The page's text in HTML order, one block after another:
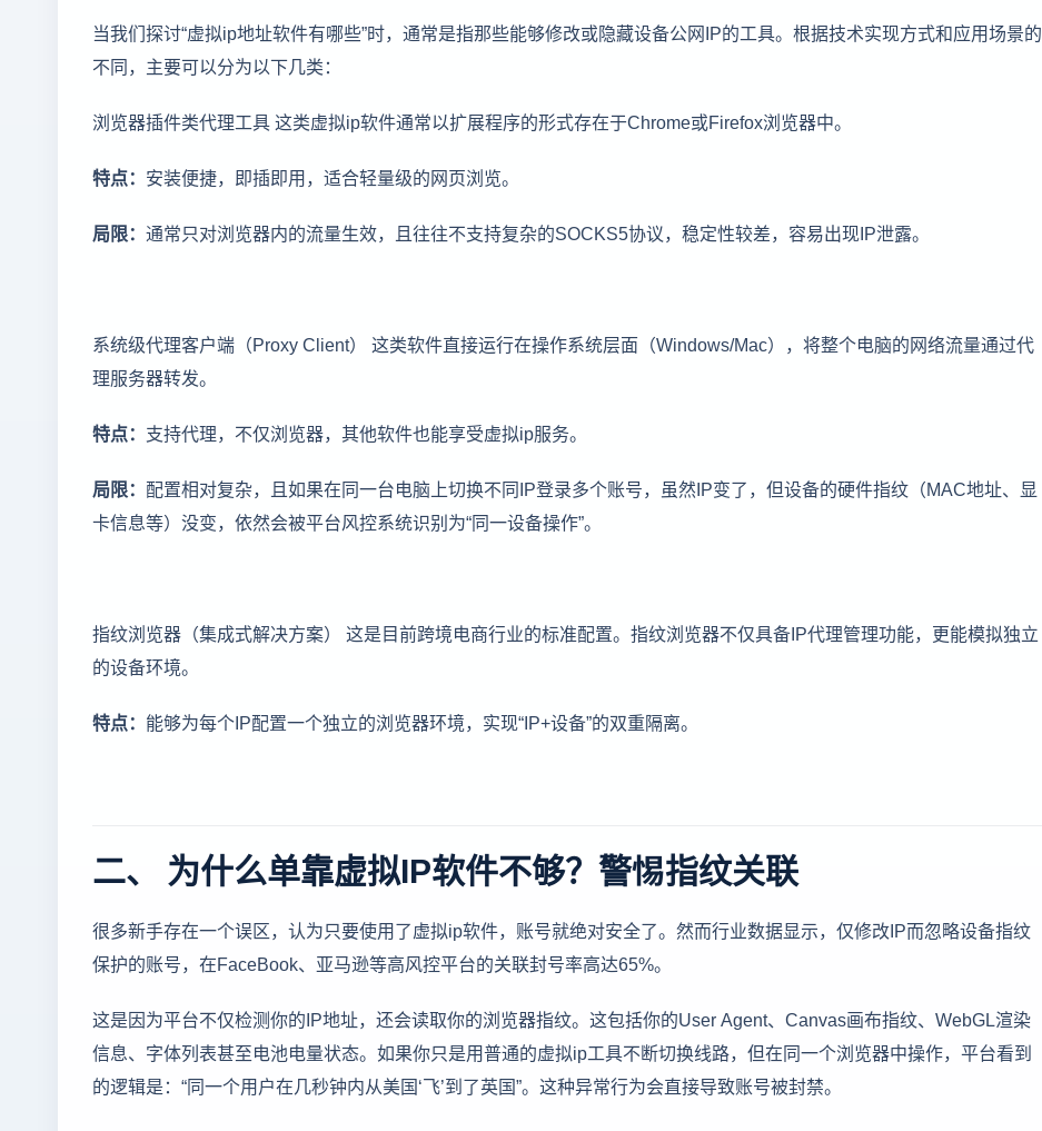
当我们探讨“虚拟ip地址软件有哪些”时，通常是指那些能够修改或隐藏设备公网IP的工具。根据技术实现方式和应用场景的
不同，主要可以分为以下几类：
浏览器插件类代理工具 这类虚拟ip软件通常以扩展程序的形式存在于Chrome或Firefox浏览器中。
特点： 安装便捷，即插即用，适合轻量级的网页浏览。
局限： 通常只对浏览器内的流量生效，且往往不支持复杂的SOCKS5协议，稳定性较差，容易出现IP泄露。
系统级代理客户端（Proxy Client） 这类软件直接运行在操作系统层面（Windows/Mac），将整个电脑的网络流量通过代
理服务器转发。
特点： 支持代理，不仅浏览器，其他软件也能享受虚拟ip服务。
局限： 配置相对复杂，且如果在同一台电脑上切换不同IP登录多个账号，虽然IP变了，但设备的硬件指纹（MAC地址、显
卡信息等）没变，依然会被平台风控系统识别为“同一设备操作”。
指纹浏览器（集成式解决方案） 这是目前跨境电商行业的标准配置。指纹浏览器不仅具备IP代理管理功能，更能模拟独立
的设备环境。
特点： 能够为每个IP配置一个独立的浏览器环境，实现“IP+设备”的双重隔离。
二、 为什么单靠虚拟IP软件不够？警惕指纹关联
很多新手存在一个误区，认为只要使用了虚拟ip软件，账号就绝对安全了。然而行业数据显示，仅修改IP而忽略设备指纹
保护的账号，在FaceBook、亚马逊等高风控平台的关联封号率高达65%。
这是因为平台不仅检测你的IP地址，还会读取你的浏览器指纹。这包括你的User Agent、Canvas画布指纹、WebGL渲染
信息、字体列表甚至电池电量状态。如果你只是用普通的虚拟ip工具不断切换线路，但在同一个浏览器中操作，平台看到
的逻辑是：“同一个用户在几秒钟内从美国‘飞’到了英国”。这种异常行为会直接导致账号被封禁。